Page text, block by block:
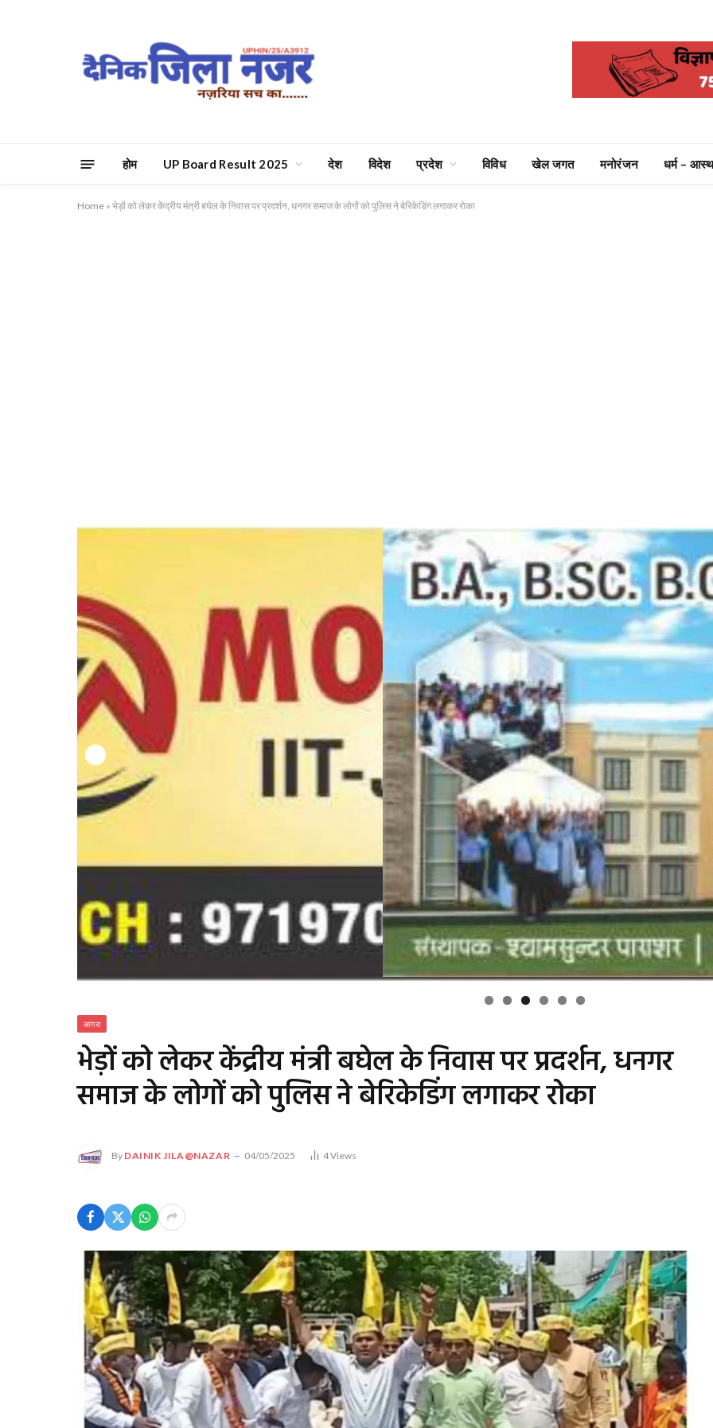
होम UP Board Result 2025 देश विदेश प्रदेश विविध खेल जगत मनोरंजन धर्म –
Home » भेड़ों को लेकर केंद्रीय मंत्री बघेल के निवास पर प्रदर्शन, धनगर समाज के लोगों को पुलिस ने बेरिकेडिंग लगाकर रोका
आगरा
भेड़ों को लेकर केंद्रीय मंत्री बघेल के निवास पर प्रदर्शन, धनगर
समाज के लोगों को पुलिस ने बेरिकेडिंग लगाकर रोका
By DAINIK JILA@NAZAR 04/05/2025 4Views